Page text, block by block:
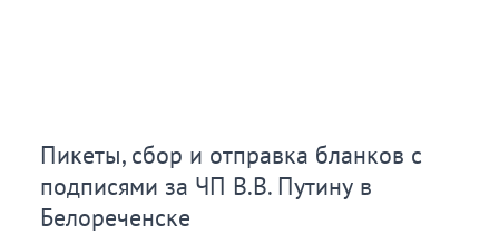
Владимирской
области
Пикеты, сбор и отправка бланков с
подписями за ЧП В.В. Путину в
Белореченске